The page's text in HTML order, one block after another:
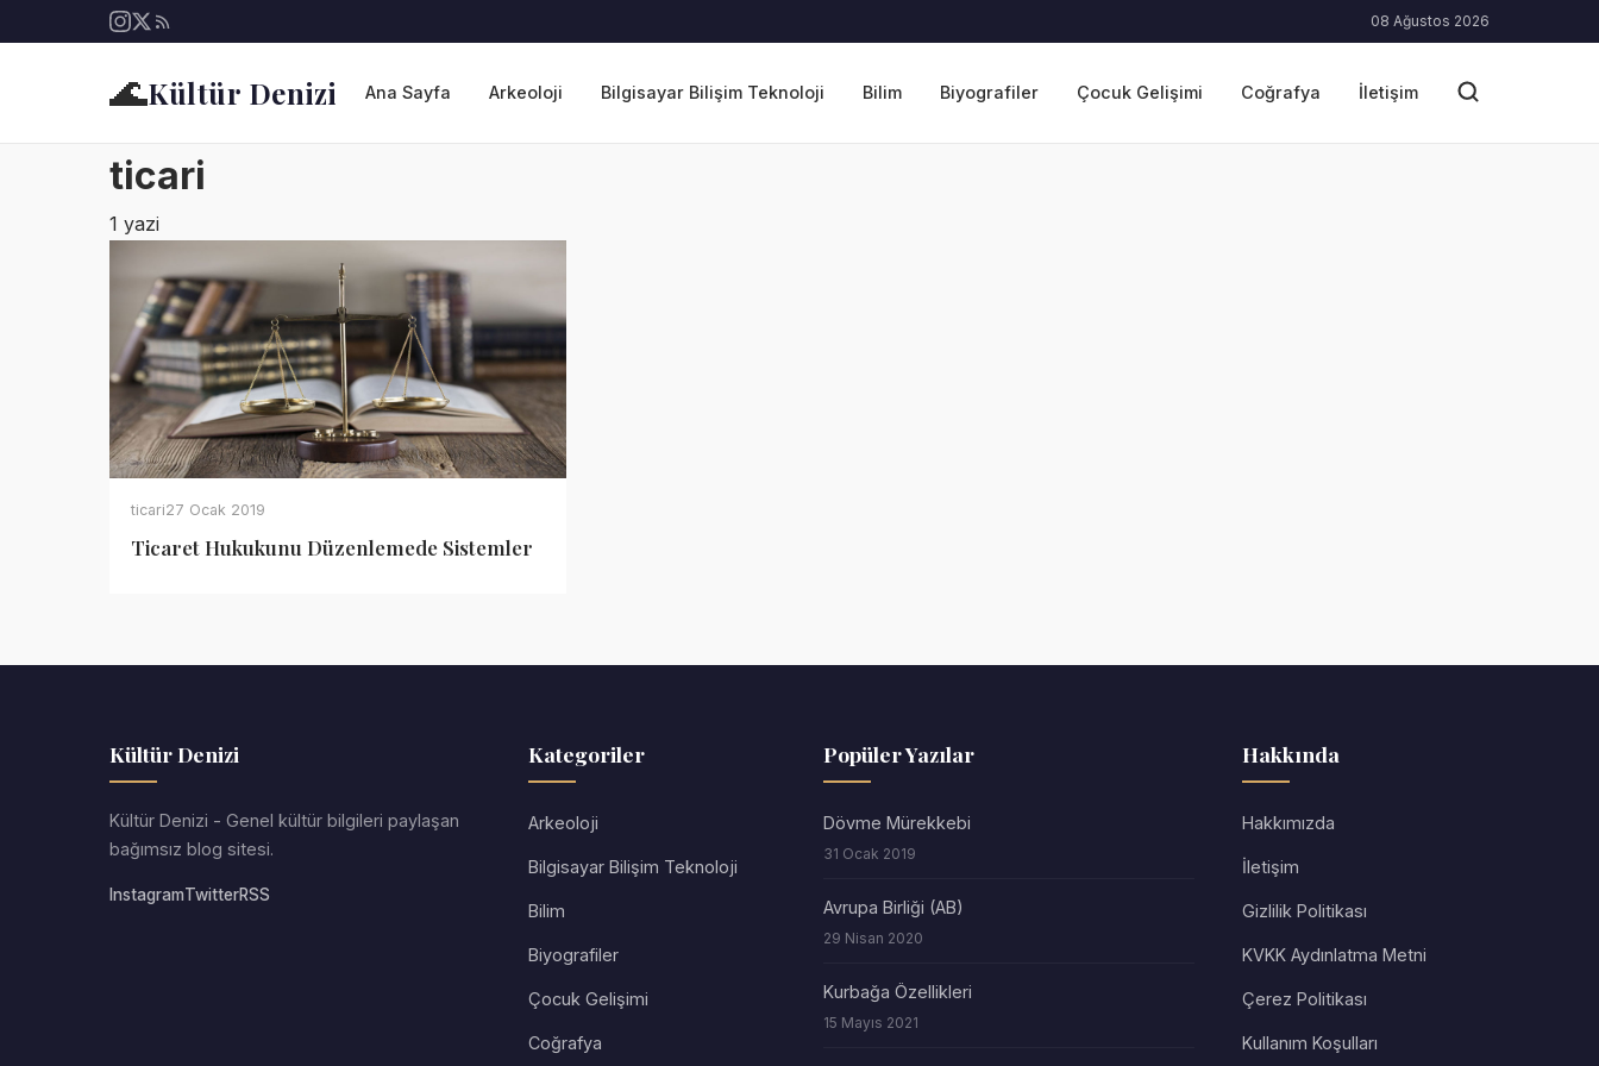
08 Ağustos 2026
🌊Kültür Denizi Ana Sayfa Arkeoloji Bilgisayar Bilişim Teknoloji Bilim Biyografiler Çocuk Gelişimi Coğrafya İletişim
ticari
1 yazi
ticari27 Ocak 2019
Ticaret Hukukunu Düzenlemede Sistemler
Kültür Denizi
Kültür Denizi - Genel kültür bilgileri paylaşan
bağımsız blog sitesi.
InstagramTwitterRSS
Kategoriler
Arkeoloji
Bilgisayar Bilişim Teknoloji
Bilim
Biyografiler
Çocuk Gelişimi
Coğrafya
Popüler Yazılar
Dövme Mürekkebi
31 Ocak 2019
Avrupa Birliği (AB)
29 Nisan 2020
Kurbağa Özellikleri
15 Mayıs 2021
Hakkında
Hakkımızda
İletişim
Gizlilik Politikası
KVKK Aydınlatma Metni
Çerez Politikası
Kullanım Koşulları